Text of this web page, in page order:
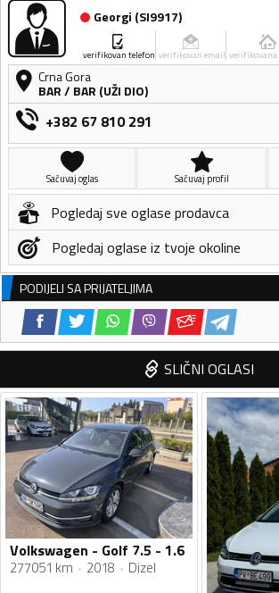
Georgi (SI9917)
verifikovan telefon verifikovan email verifikovana
Crna Gora
BAR/ BAR (UŽI DIO)
+382 67 810 291
Sačuvaj oglas Sačuvaj profil
Pogledaj sve oglase prodavca
Pogledaj oglase iz tvoje okoline
PODIJELI SA PRIJATELJIMA
SLIČNI OGLASI
Volkswagen - Golf 7.5 - 1.6
277051 km 2018 Dizel